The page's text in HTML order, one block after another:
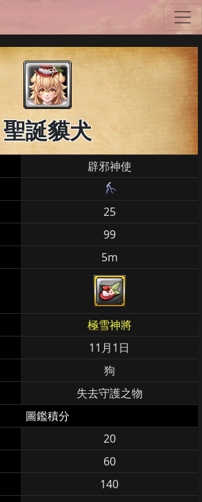
聖誕貘犬
辟邪神使
25
99
5m
極雪神將
11月1日
狗
失去守護之物
圖鑑積分
20
60
140